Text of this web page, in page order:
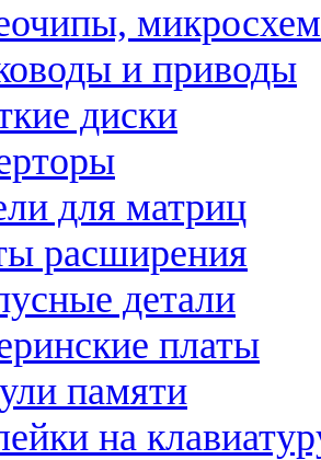
и приводы
диски
для матриц
расширения
детали
платы
памяти
на